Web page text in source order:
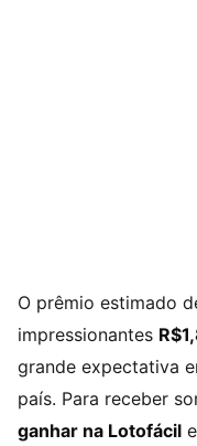
O prêmio estimado
impressionantes
grande expectativa
país. Para receber
ganhar na Lotofácil